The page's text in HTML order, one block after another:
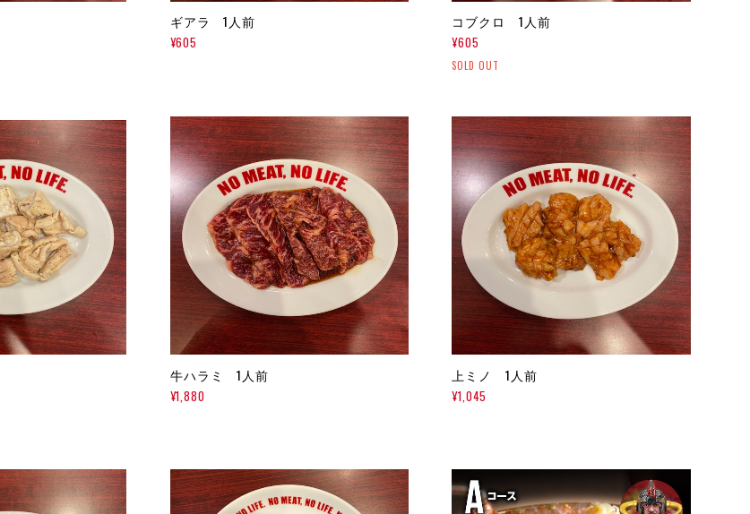
ギアラ 1人前
¥605
コブクロ 1人前
¥605
SOLD OUT
牛ハラミ 1人前
¥1,880
上ミノ 1人前
¥1,045